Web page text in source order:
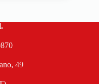
49